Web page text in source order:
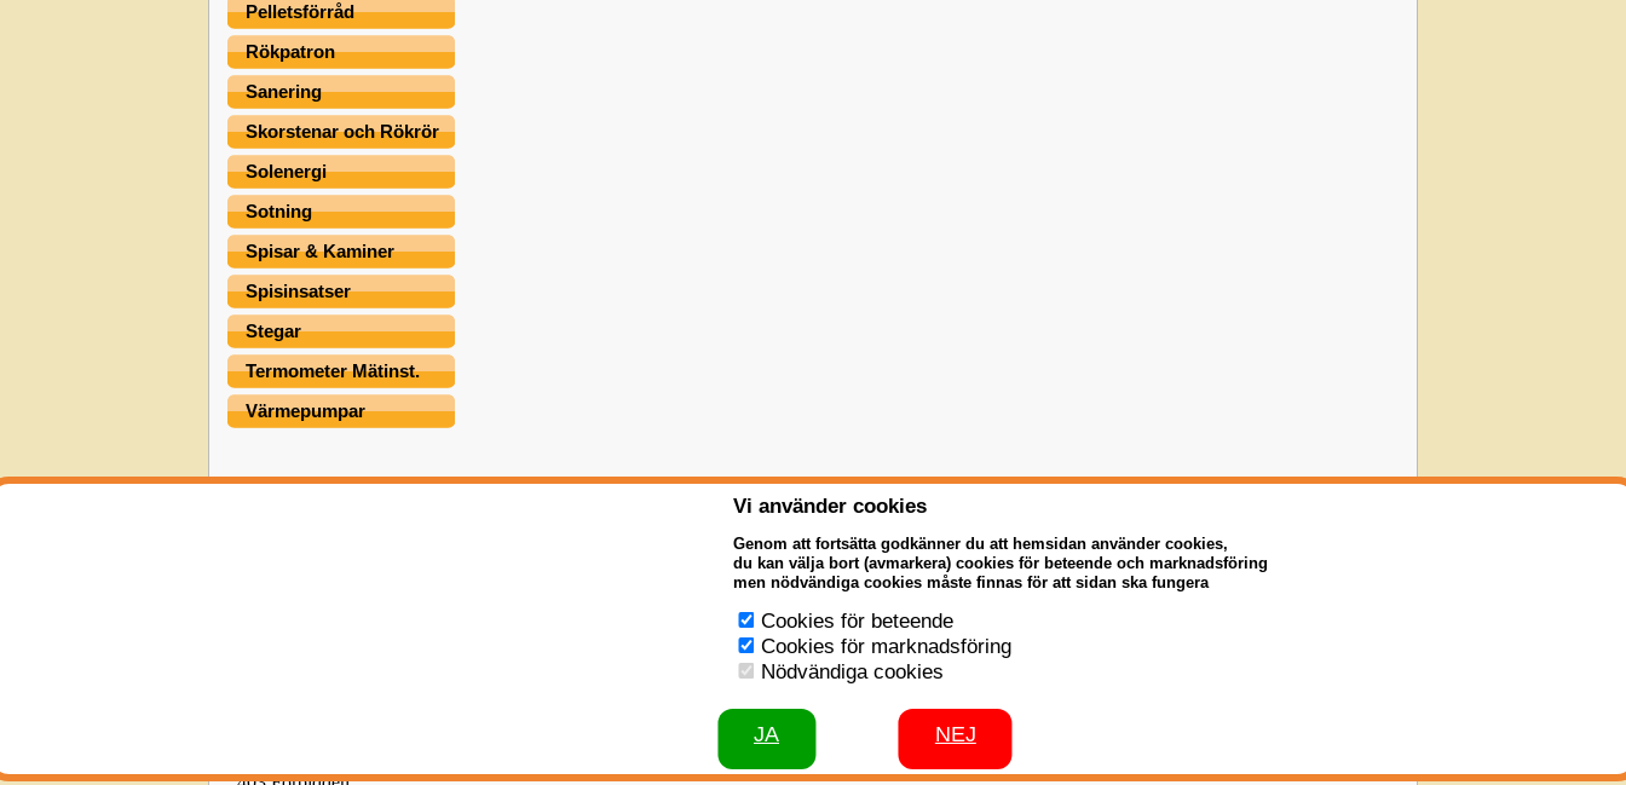
Pelletsförråd
Rökpatron
Sanering
Skorstenar och Rökrör
Solenergi
Sotning
Spisar & Kaminer
Spisinsatser
Stegar
Termometer Mätinst.
Värmepumpar
Vi använder cookies
Genom att fortsätta godkänner du att hemsidan använder cookies,
du kan välja bort (avmarkera) cookies för beteende och marknadsföring
men nödvändiga cookies måste finnas för att sidan ska fungera
Cookies för beteende
Cookies för marknadsföring
Nödvändiga cookies
JA NEJ